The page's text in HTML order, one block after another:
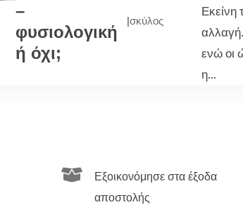
–
φυσιολογική
ή όχι;
|σκύλος
Εκείνη
αλλαγή.
ενώ οι
η...

Εξοικονόμησε στα έξοδα
αποστολής